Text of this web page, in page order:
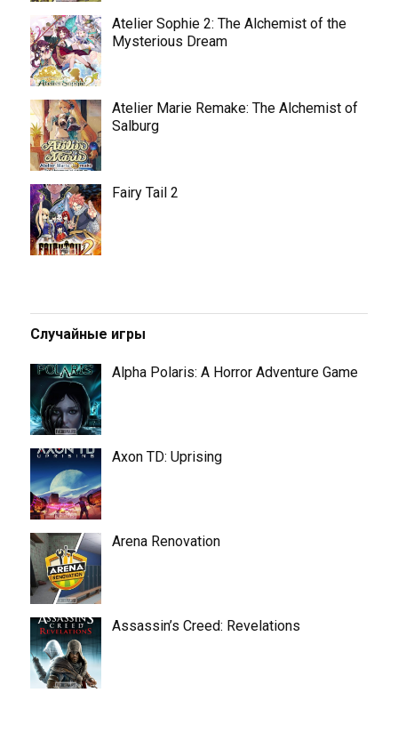
Atelier Sophie 2: The Alchemist of the
Mysterious Dream
Atelier Marie Remake: The Alchemist of
Salburg
Fairy Tail 2
Случайные игры
Alpha Polaris: A Horror Adventure Game
Axon TD: Uprising
Arena Renovation
Assassin’s Creed: Revelations